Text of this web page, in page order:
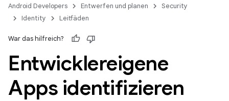
Android Developers Entwerfen und planen
Security
Identity
Leitfäden
War das hilfreich?
Entwicklereigene
Apps identifizieren